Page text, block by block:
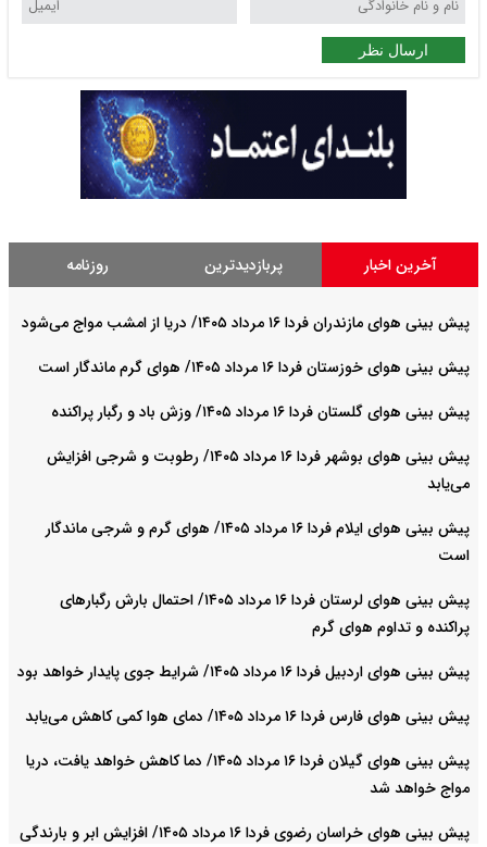
ارسال نظر
آخرین اخبار پربازدیدترین روزنامه
پیش بینی هوای مازندران فردا ۱۶ مرداد ۱۴۰۵/ دریا از امشب مواج می‌شود
پیش بینی هوای خوزستان فردا ۱۶ مرداد ۱۴۰۵/ هوای گرم ماندگار است
پیش بینی هوای گلستان فردا ۱۶ مرداد ۱۴۰۵/ وزش باد و رگبار پراکنده
پیش بینی هوای بوشهر فردا ۱۶ مرداد ۱۴۰۵/ رطوبت و شرجی افزایش
می‌یابد
پیش بینی هوای ایلام فردا ۱۶ مرداد ۱۴۰۵/ هوای گرم و شرجی ماندگار
است
پیش بینی هوای لرستان فردا ۱۶ مرداد ۱۴۰۵/ احتمال بارش رگبارهای
پراکنده و تداوم هوای گرم
پیش بینی هوای اردبیل فردا ۱۶ مرداد ۱۴۰۵/ شرایط جوی پایدار خواهد بود
پیش بینی هوای فارس فردا ۱۶ مرداد ۱۴۰۵/ دمای هوا کمی کاهش می‌یابد
پیش بینی هوای گیلان فردا ۱۶ مرداد ۱۴۰۵/ دما کاهش خواهد یافت، دریا
مواج خواهد شد
پیش بینی هوای خراسان رضوی فردا ۱۶ مرداد ۱۴۰۵/ افزایش ابر و بارندگی